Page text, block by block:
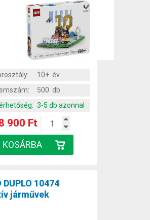
10+ év
500 db
3-5 db azonnal
900 Ft
DUPLO 10474
járművek